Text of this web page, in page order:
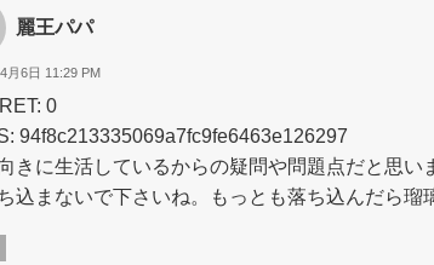
麗王パパ
月6日 11:29 PM
0
94f8c213335069a7fc9fe6463e126297
きに生活しているからの疑問や問題点だと思い
込まないで下さいね。もっとも落ち込んだら瑠